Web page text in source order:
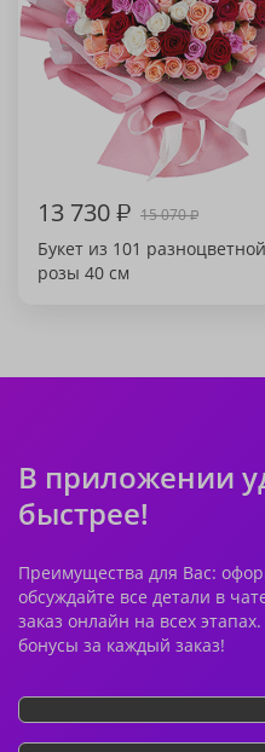
13 730₽ 15 070₽
Букет из 101 разноцветной
розы 40 см
В приложении
быстрее!
Преимущества для Вас:
обсуждайте все детали в
заказ онлайн на всех
бонусы за каждый заказ!